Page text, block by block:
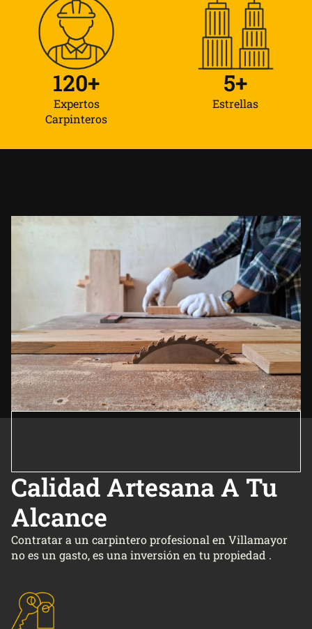
120+
Expertos
Carpinteros
5+
Estrellas
Calidad Artesana A Tu
Alcance
Contratar a un carpintero profesional en Villamayor
no es un gasto, es una inversión en tu propiedad .